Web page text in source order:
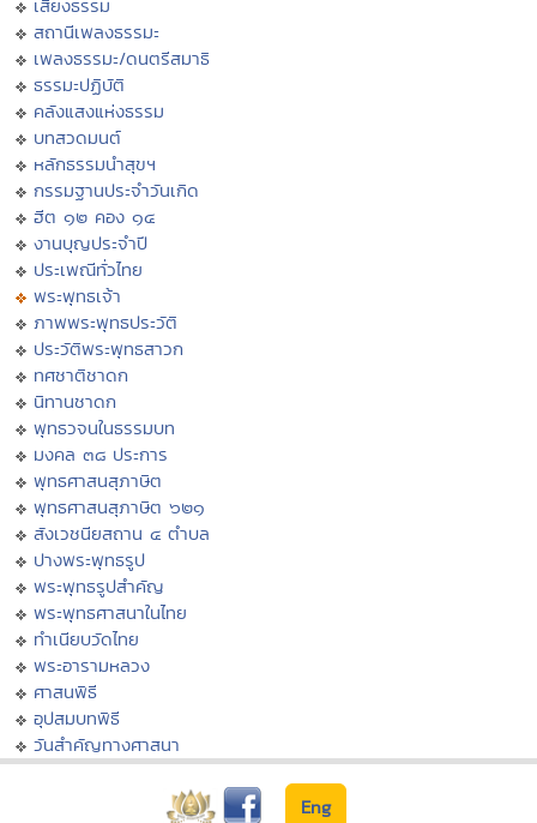
สถานีเพลงธรรมะ
เพลงธรรมะ/ดนตรีสมาธิ
ธรรมะปฏิบัติ
คลังแสงแห่งธรรม
บทสวดมนต์
หลักธรรมนำสุขฯ
กรรมฐานประจำวันเกิด
ฮีต ๑๒ คอง ๑๔
งานบุญประจำปี
ประเพณีทั่วไทย
พระพุทธเจ้า
ภาพพระพุทธประวัติ
ประวัติพระพุทธสาวก
ทศชาติชาดก
นิทานชาดก
พุทธวจนในธรรมบท
มงคล ๓๘ ประการ
พุทธศาสนสุภาษิต
พุทธศาสนสุภาษิต ๖๒๑
สังเวชนียสถาน ๔ ตำบล
ปางพระพุทธรูป
พระพุทธรูปสำคัญ
พระพุทธศาสนาในไทย
ทำเนียบวัดไทย
พระอารามหลวง
ศาสนพิธี
อุปสมบทพิธี
วันสำคัญทางศาสนา
Eng